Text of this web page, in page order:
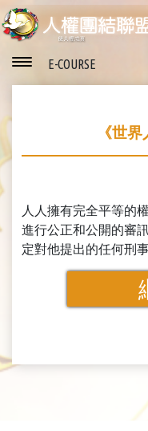
E-COURSE
《世
人人擁有完全平等的
進行公正和公開的審
定對他提出的任何刑事